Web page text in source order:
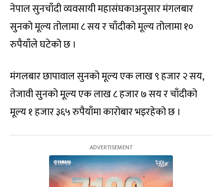
नेपाल सुनचाँदी व्यवसायी महासंघकाअनुसार मंगलबार
सुनको मूल्य तोलामा ८ सय र चाँदीको मूल्य तोलामा १०
रुपैयाँले घटेको छ ।
मंगलबार छापावाल सुनको मूल्य एक लाख ९ हजार २ सय,
तेजावी सुनको मूल्य एक लाख ८ हजार ७ सय र चाँदीको
मूल्य १ हजार ३६५ रुपैयाँमा कारोबार भइरहेको छ ।